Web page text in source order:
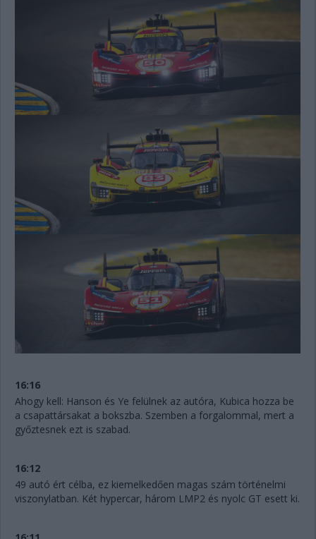
16:16
Ahogy kell: Hanson és Ye felülnek az autóra, Kubica hozza be
a csapattársakat a bokszba. Szemben a forgalommal, mert a
győztesnek ezt is szabad.
16:12
49 autó ért célba, ez kiemelkedően magas szám történelmi
viszonylatban. Két hypercar, három LMP2 és nyolc GT esett ki.